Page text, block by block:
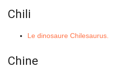
Chili
Le dinosaure Chilesaurus.
Chine